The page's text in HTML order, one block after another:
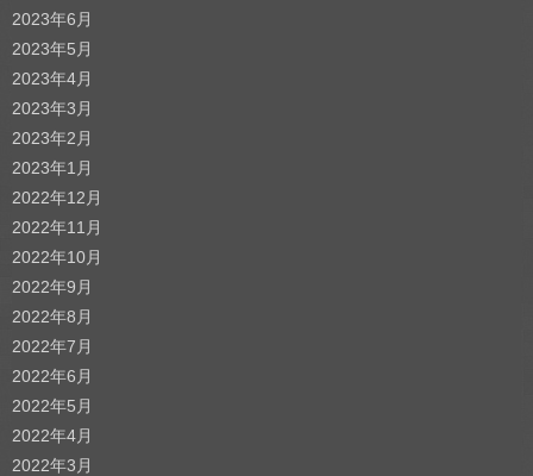
2023年6月
2023年5月
2023年4月
2023年3月
2023年2月
2023年1月
2022年12月
2022年11月
2022年10月
2022年9月
2022年8月
2022年7月
2022年6月
2022年5月
2022年4月
2022年3月